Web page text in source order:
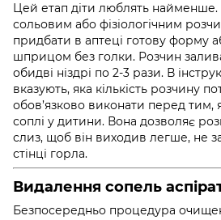
Цей етап діти люблять
сольовим або фізіологічним
придбати в аптеці готову форму
шприцом без голки. Розчин
обидві ніздрі по 2-3 рази. В
вказують, яка кількість розчину
обов’язково виконати перед тим,
соплі у дитини. Вона дозволяє
слиз, щоб він виходив легше, не
стінці горла.
Видалення сопель
Безпосередньо процедура